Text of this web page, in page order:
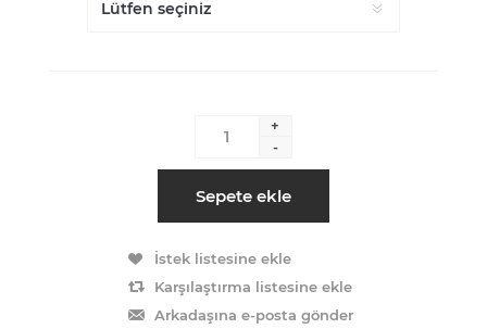
+
-
Sepete ekle
İstek listesine ekle
Karşılaştırma listesine ekle
Arkadaşına e-posta gönder